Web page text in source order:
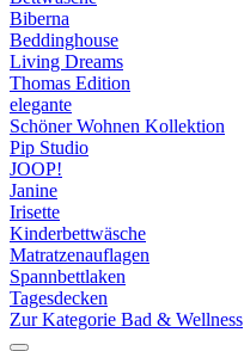
Biberna
Beddinghouse
Living Dreams
Thomas Edition
elegante
Schöner Wohnen Kollektion
Pip Studio
JOOP!
Janine
Irisette
Kinderbettwäsche
Matratzenauflagen
Spannbettlaken
Tagesdecken
Zur Kategorie Bad & Wellness